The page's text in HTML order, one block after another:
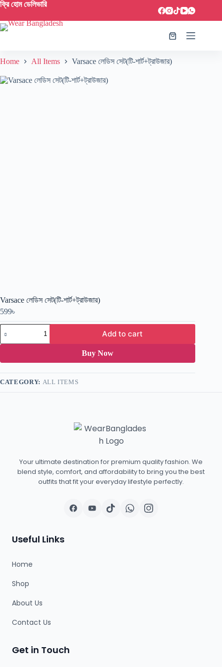
ফ্রি হোম ডেলিভারি
Home All Items Varsace লেডিস সেট(টি-শার্ট+ট্রাউজার)
Varsace লেডিস সেট(টি-শার্ট+ট্রাউজার)
599৳
Add to cart
Buy Now
CATEGORY: ALL ITEMS
Your ultimate destination for premium quality fashion. We
blend style, comfort, and affordability to bring you the best
outfits that fit your everyday lifestyle perfectly.
Useful Links
Home
Shop
About Us
Contact Us
Get in Touch